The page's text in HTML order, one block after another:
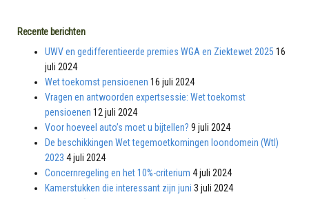
Recente berichten
UWV en gedifferentieerde premies WGA en Ziektewet 2025 16
juli 2024
Wet toekomst pensioenen 16 juli 2024
Vragen en antwoorden expertsessie: Wet toekomst
pensioenen 12 juli 2024
Voor hoeveel auto’s moet u bijtellen? 9 juli 2024
De beschikkingen Wet tegemoetkomingen loondomein (Wtl)
2023 4 juli 2024
Concernregeling en het 10%-criterium 4 juli 2024
Kamerstukken die interessant zijn juni 3 juli 2024